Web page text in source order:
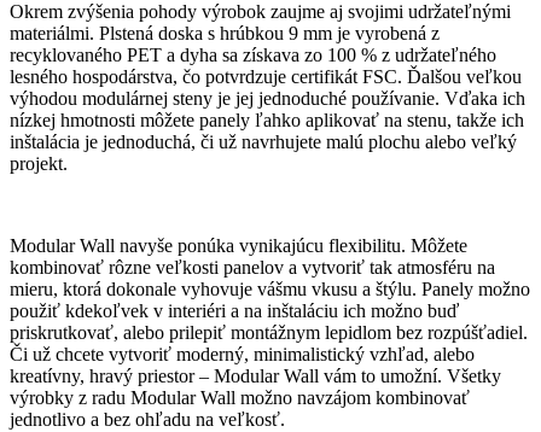
Okrem zvýšenia pohody výrobok zaujme aj svojimi udržateľnými
materiálmi. Plstená doska s hrúbkou 9 mm je vyrobená z
recyklovaného PET a dyha sa získava zo 100 % z udržateľného
lesného hospodárstva, čo potvrdzuje certifikát FSC. Ďalšou veľkou
výhodou modulárnej steny je jej jednoduché používanie. Vďaka ich
nízkej hmotnosti môžete panely ľahko aplikovať na stenu, takže ich
inštalácia je jednoduchá, či už navrhujete malú plochu alebo veľký
projekt.
Modular Wall navyše ponúka vynikajúcu flexibilitu. Môžete
kombinovať rôzne veľkosti panelov a vytvoriť tak atmosféru na
mieru, ktorá dokonale vyhovuje vášmu vkusu a štýlu. Panely možno
použiť kdekoľvek v interiéri a na inštaláciu ich možno buď
priskrutkovať, alebo prilepiť montážnym lepidlom bez rozpúšťadiel.
Či už chcete vytvoriť moderný, minimalistický vzhľad, alebo
kreatívny, hravý priestor – Modular Wall vám to umožní. Všetky
výrobky z radu Modular Wall možno navzájom kombinovať
jednotlivo a bez ohľadu na veľkosť.